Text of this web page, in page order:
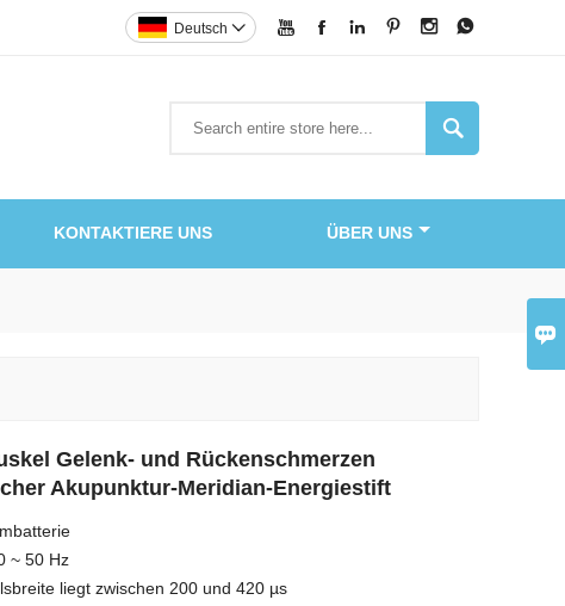

     
Deutsch 

KONTAKTIERE UNS ÜBER UNS
Gelenk- und Rückenschmerzen
Akupunktur-Meridian-Energiestift
~ 50 Hz
liegt zwischen 200 und 420 µs